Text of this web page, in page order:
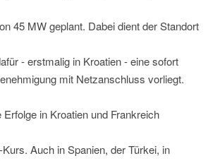
45 MW geplant. Dabei dient der Standort
- erstmalig in Kroatien - eine sofort
mit Netzanschluss vorliegt.
in Kroatien und Frankreich
Auch in Spanien, der Türkei, in